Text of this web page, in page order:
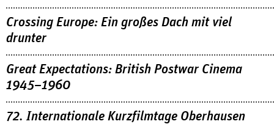
Crossing Europe: Ein großes Dach mit viel
drunter
Great Expectations: British Postwar Cinema
1945–1960
72. Internationale Kurzfilmtage Oberhausen